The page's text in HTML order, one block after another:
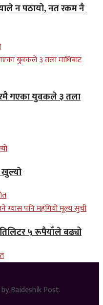
न पठायो, नत रकम नै
गएका युवकले ३ तला
५ रूपैयाँले बढ्यो
Baideshik Post.